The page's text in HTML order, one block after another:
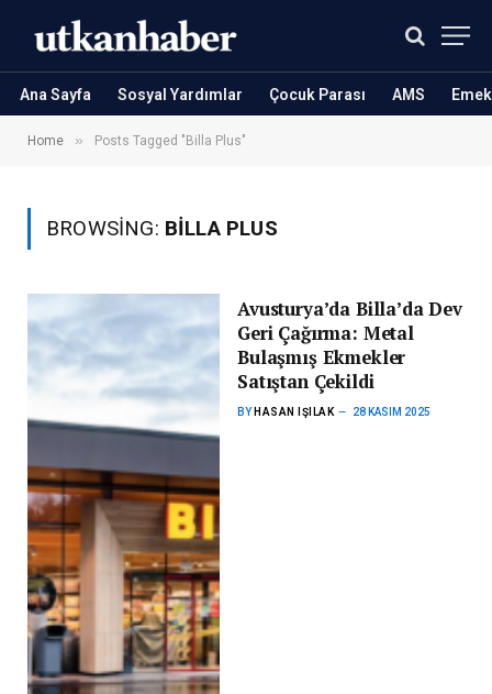
Ana Sayfa Sosyal Yardımlar Çocuk Parası AMS
Home » Posts Tagged "Billa Plus"
BROWSING: BILLA PLUS
Avusturya’da Billa’da Dev
Geri Çağırma: Metal
Bulaşmış Ekmekler
Satıştan Çekildi
BY HASAN IŞILAK 28 KASIM 2025